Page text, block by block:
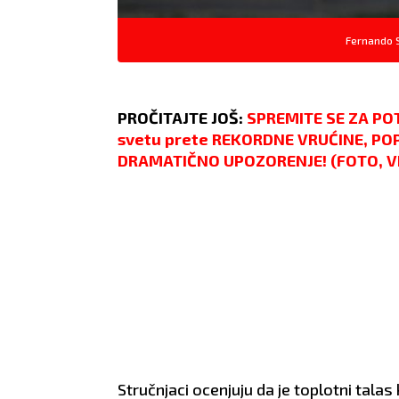
Fernando
PROČITAJTE JOŠ: SPREMITE SE ZA
svetu prete REKORDNE VRUĆINE,
DRAMATIČNO UPOZORENJE! (FOTO,
Stručnjaci ocenjuju da je toplotni talas